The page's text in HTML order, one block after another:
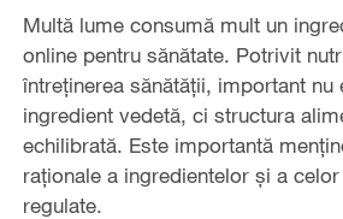
Multă lume consumă mult un
online pentru sănătate. Potrivit
întreținerea sănătății, important nu
ingredient vedetă, ci structura
echilibrată. Este importantă
raționale a ingredientelor și a
regulate.